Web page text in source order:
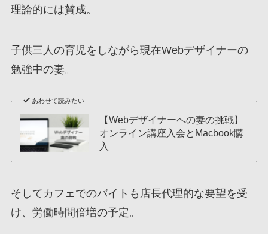
理論的には賛成。
子供三人の育児をしながら現在Webデザイナーの
勉強中の妻。
あわせて読みたい
【Webデザイナーへの妻の挑戦】
オンライン講座入会とMacbook購
入
そしてカフェでのバイトも店長代理的な要望を受
け、労働時間倍増の予定。